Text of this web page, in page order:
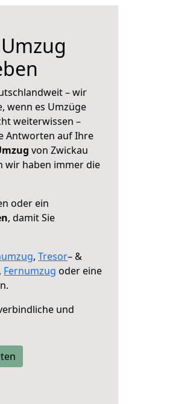
– wir
wenn es Umzüge
weiterwissen –
Antworten auf Ihre
von Zwickau
wir haben immer die
oder ein
, damit Sie
, Tresor– &
Fernumzug oder eine
und